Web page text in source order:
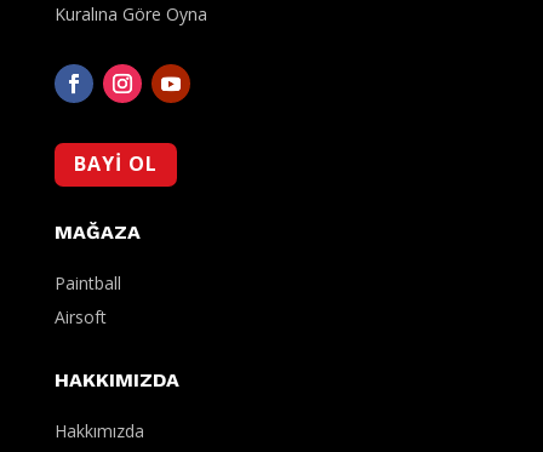
Kuralına Göre Oyna
BAYİ OL
MAĞAZA
Paintball
Airsoft
HAKKIMIZDA
Hakkımızda